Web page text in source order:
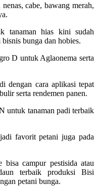
cabe, bawang merah,
tanaman hias kini sudah
bunga dan hobies.
D untuk Aglaonema serta
dengan cara aplikasi tepat
serta rendemen panen.
untuk tanaman padi terbaik
favorit petani juga pada
campur pestisida atau
terbaik produksi Bisi
petani bunga.